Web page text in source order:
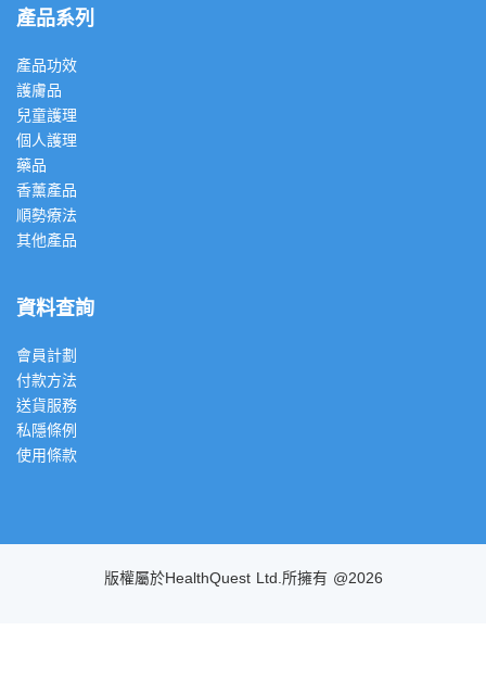
產品系列
產品功效
護膚品
兒童護理
個人護理
藥品
香薰產品
順勢療法
其他產品
資料查詢
會員計劃
付款方法
送貨服務
私隱條例
使用條款
版權屬於HealthQuest Ltd.所擁有 @2026